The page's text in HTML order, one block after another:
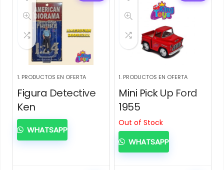
1. PRODUCTOS EN OFERTA
Figura Detective
Ken
WHATSAPP
1. PRODUCTOS EN OFERTA
Mini Pick Up Ford
1955
Out of Stock
WHATSAPP